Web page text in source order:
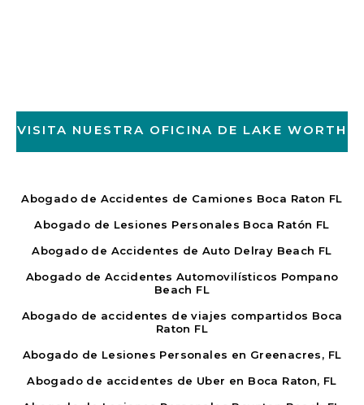
VISITA NUESTRA OFICINA DE LAKE WORTH
Abogado de Accidentes de Camiones Boca Raton FL
Abogado de Lesiones Personales Boca Ratón FL
Abogado de Accidentes de Auto Delray Beach FL
Abogado de Accidentes Automovilísticos Pompano
Beach FL
Abogado de accidentes de viajes compartidos Boca
Raton FL
Abogado de Lesiones Personales en Greenacres, FL
Abogado de accidentes de Uber en Boca Raton, FL